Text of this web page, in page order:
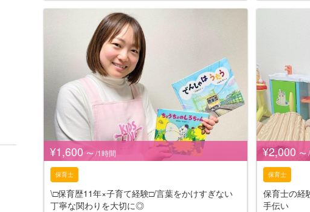
¥1,600 〜 /1時間
保育士
\□︎保育歴11年×子育て経験□︎/言葉をかけすぎない
丁寧な関わりを大切に◎
¥2,000 〜
保育士
保育士の経
手伝い